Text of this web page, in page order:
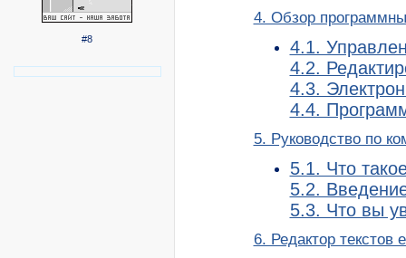
#8
4. Обзор
4.1.
4.2.
4.3.
4.4.
5. Руководство по
5.1. Что
5.2.
5.3. Что вы
6. Редактор текстов